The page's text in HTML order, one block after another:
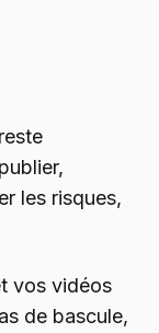
les risques,
vos vidéos
de bascule,